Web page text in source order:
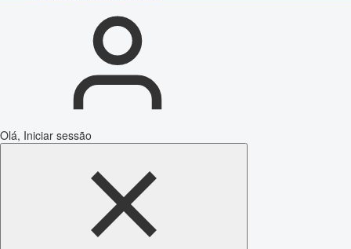
Olá, Iniciar sessão